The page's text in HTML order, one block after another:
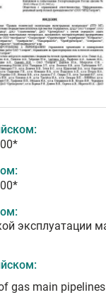
эксплуатации
gas main pipelines